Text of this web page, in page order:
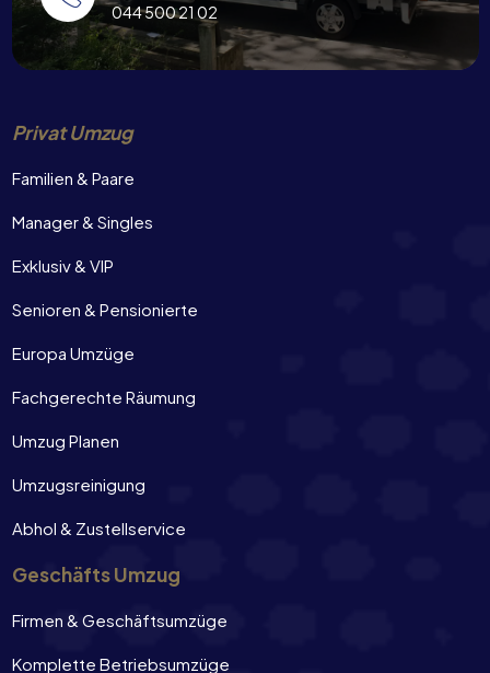
044 500 21 02
Privat Umzug
Familien & Paare
Manager & Singles
Exklusiv & VIP
Senioren & Pensionierte
Europa Umzüge
Fachgerechte Räumung
Umzug Planen
Umzugsreinigung
Abhol & Zustellservice
Geschäfts Umzug
Firmen & Geschäftsumzüge
Komplette Betriebsumzüge